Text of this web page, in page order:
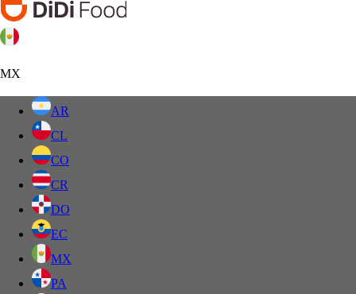
MX
AR
CL
CO
CR
DO
EC
MX
PA